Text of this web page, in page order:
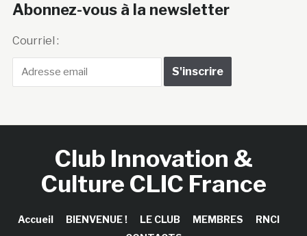
Abonnez-vous à la newsletter
Courriel :
Club Innovation &
Culture CLIC France
Accueil BIENVENUE ! LE CLUB MEMBRES
RNCI